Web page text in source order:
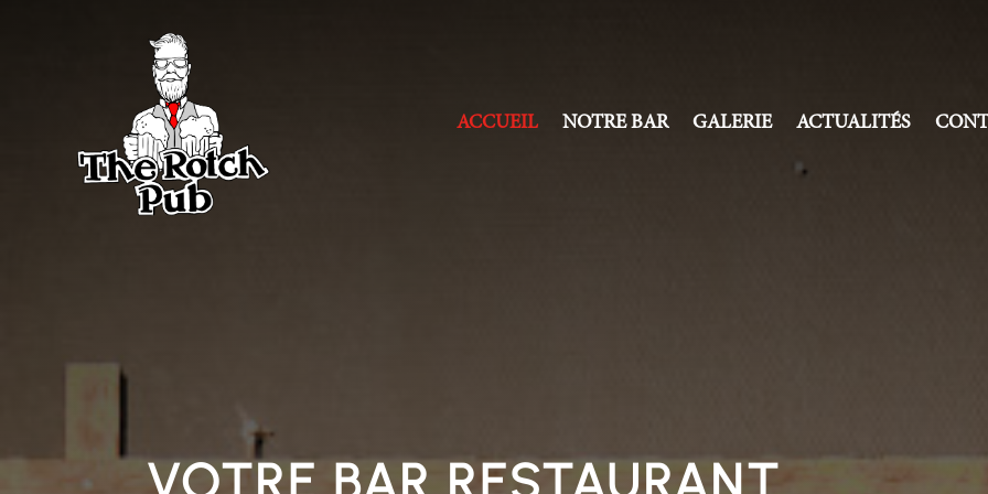
ACCUEIL NOTRE BAR GALERIE ACTUALITÉS